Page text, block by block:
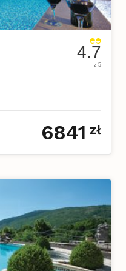
4.7
z 5
6841 zł